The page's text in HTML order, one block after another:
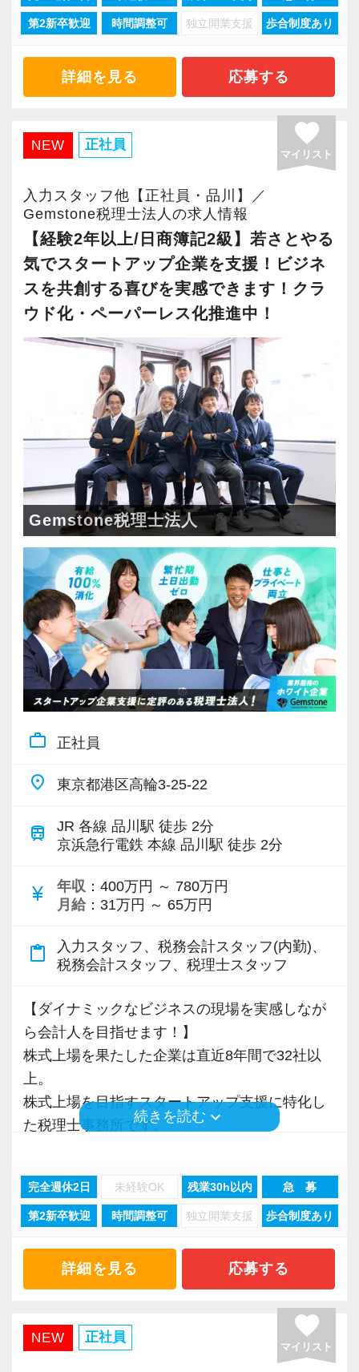
【2015年に税理士法人化、熱意とポテンシャル
2015年12月に税理士法人化しました。
お客様は上場を目指すスタートアップが中心
ています。
Gemstone=「原石」という意味。原石である皆
ャル重視、人物重視の採用を行っています。
【スタートアップ企業の支援に特化した税理士
法人です！】
お客様は上場会社、ベンチャー企業から大学教
授、士業までさまざまですが、共通しているの
は、今まさに急成⻑中の企業が多いというこ
テレビや雑誌等で、取り上げられる企業も少な
くありません。富裕層向け税務実務も経験可
能。
ビジネス共創の現場で、経営者と二人三脚しつ
つ、経営者と同じ目線に立った仕事をすること
ができます。
【ビジネスの世界で「生きる力」のある自律的
なプロフェッショナルを育てます！】
税理士業界に夢や希望を抱いて飛び込んできて
くれた人材を育てるのは、私たちの責務。
一方で、これからの税理士は、単なる税法知識
だけではなく、論理的思考力、コミュニケーシ
ョン能力、主体性、協働性を兼ね備えなければ
なりません。
そこで、当社では上司や先輩がしっかりサポー
任せます。
世界で「生きる力」のある社会人を育てます。
【ワークライフバランス重視の自由な仕事スタ
イルです！】
かけるような急成⻑は目指していません。
基本的には定時で残業をせずに退社することを
プロフェッショナルとしての仕事へのコミッ
ト・責任感を大前提として、同時にワークライ
フバランスも重視し、日々の業務量に配慮して
います。
スタッフ全員に、仕事のやりがいと勉強、プラ
イベート等の健全な両立を目指してほしいと思
【ストレスは半分、やりがいは2倍、あなたの
「がんばり」を無駄にしません！】
資格や担当数などは正当に評価して給与等にし
っかり還元しています。
評価軸も1つではないので、誰にでも昇級のチャ
安心してキャリアを積める職場だと自負してい
株式上場を果たした企業は直近8年間で32社以
株式上場を目指すスタートアップ支援に特化し
スタートアップ企業が成長していく過程で、必
要なサポートができるのが大きな強み。
「スタートアップ支援No1はGemstone税理士法
人」と言ってくださるお客様も多いです。
あなたが安心して、⻑く一緒に貢献の場を広げ
ていけるような会社を目指します。
新人教育は家庭教師方式のOJTで、先輩が一人
ついて指導します。
当社ではチーム制を取っており、コミュニケー
ション重視。
スタッフ同士で情報共有・進捗管理しながら案
件にあたるスタイルです。
安心してこの業界に飛び込んできてください！
【新卒・第二新卒、未経験者の育成には自信が
あります！】
7年間継続して新卒採用を行っています。
新卒・第二新卒、未経験の育成にノウハウを持
っていますので安心して飛び込んできてくださ
い。
20代の若いスタッフが多いので、同年代の気の
いただき、黒字の会社、資本金1億円超規模の会
社、上場会社の子会社、上場会社、上場準備会
社など段階的に難易度が上がる仕事を任せてい
【徹底したペーパーレス・クラウド活用で業務
7〜8割のお客様はすでにペーパーレス化。
おり、新規のお客様は基本的にクラウド、既存
のお客様も約7割がクラウドを利用しています。
クラウド会計ソフトfreeeの5つ星認定アドバイ
ザーでもあり、スタッフにはアドバイザー資格
「会計freee エキスパート」「会計freee 上級エ
キスパート」の取得を推奨（受験費用は事務所
ト」を取得しています。
重視の採用です！】
2015年12月に税理士法人化しました。
お客様は上場を目指すスタートアップが中心
で、法人化以来、毎年15%の勢いで成⻑を続け
ています。
第2新卒歓迎 時間調整可 独立開業支援 歩合制度あり
詳細を見る 応募する
NEW 正社員 favorite
マイリスト
入力スタッフ他【正社員・品川】／
Gemstone税理士法人の求人情報
【経験2年以上/日商簿記2級】若さとやる
気でスタートアップ企業を支援！ビジネ
スを共創する喜びを実感できます！クラ
ウド化・ペーパーレス化推進中！
Gemstone税理士法人
work_outline 正社員
place 東京都港区高輪3-25-22
train
JR 各線 品川駅 徒歩 2分
京浜急行電鉄 本線 品川駅 徒歩 2分
currency_yen 年収 ：400万円 ～ 780万円
月給 ：31万円 ～ 65万円
content_paste
入力スタッフ、税務会計スタッフ(内勤)、
税務会計スタッフ、税理士スタッフ
【ダイナミックなビジネスの現場を実感しなが
ら会計人を目指せます！】
株式上場を果たした企業は直近8年間で32社以
上。
株式上場を目指すスタートアップ支援に特化し
た税理士事務所です。
要なサポートができるのが大きな強み。
「スタートアップ支援No1はGemstone税理士法
人」と言ってくださるお客様も多いです。
私たちと一緒に熱い思いを持ちながら成長を目
指せる仲間を募集します。
若い会社とビジネスを共創する現場で働く楽し
さが実感でき、自分の成⻑にもつながる職場で
続きを読む keyboard_arrow_down
完全週休2日 未経験OK 残業30h以内 急 募
第2新卒歓迎 時間調整可 独立開業支援 歩合制度あり
詳細を見る 応募する
NEW 正社員 favorite
マイリスト